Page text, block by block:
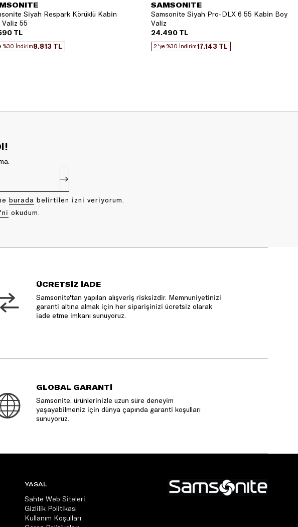
Siyah Respark Körüklü Kabin
Valiz 55
TL
%30 İndirim8.813 TL
SAMSONITE
Samsonite Siyah Pro-DLX 6 55 Kabin Boy
Valiz
24.490 TL
2.'ye %30 İndirim17.143 TL
bu rada belirtilen izni veriyorum.
okudum.
ÜCRETSİZ İADE
Samsonite'tan yapılan alışveriş risksizdir. Memnuniyetinizi
garanti altına almak için her siparişinizi ücretsiz olarak
iade etme imkanı sunuyoruz.
GLOBAL GARANTİ
Samsonite, ürünlerinizle uzun süre deneyim
yaşayabilmeniz için dünya çapında garanti koşulları
sunuyoruz.
YASAL
Sahte Web Siteleri
Gizlilik Politikası
Kullanım Koşulları